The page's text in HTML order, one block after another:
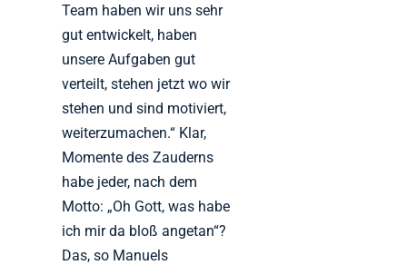
Team haben wir uns sehr
gut entwickelt, haben
unsere Aufgaben gut
verteilt, stehen jetzt wo wir
stehen und sind motiviert,
weiterzumachen.“ Klar,
Momente des Zauderns
habe jeder, nach dem
Motto: „Oh Gott, was habe
ich mir da bloß angetan“?
Das, so Manuels